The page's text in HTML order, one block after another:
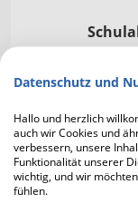
Datenschutz und
Hallo und herzlich
auch wir Cookies und
verbessern, unsere
Funktionalität unserer
wichtig, und wir
fühlen.